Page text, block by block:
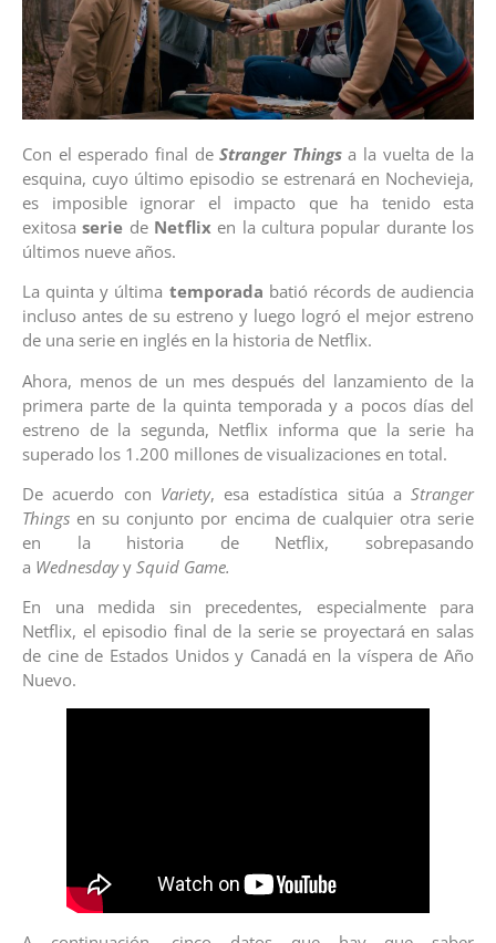
Con el esperado final deStranger Thingsa la vuelta de la
esquina, cuyo último episodio se estrenará en Nochevieja,
es imposible ignorar el impacto que ha tenido esta
exitosaserie de Netflix en la cultura popular durante los
últimos nueve años.
La quinta y última temporada batió récords de audiencia
incluso antes de su estreno y luego logró el mejor estreno
de una serie en inglés en la historia de Netflix.
Ahora, menos de un mes después del lanzamiento de la
primera parte de la quinta temporada y a pocos días del
estreno de la segunda, Netflix informa que la serie ha
superado los 1.200 millones de visualizaciones en total.
De acuerdo con Variety, esa estadística sitúa a Stranger
Things en su conjunto por encima de cualquier otra serie
en la historia de Netflix, sobrepasando
a Wednesdayy Squid Game.
En una medida sin precedentes, especialmente para
Netflix, el episodio final de la serie se proyectará en salas
de cine de Estados Unidos y Canadá en la víspera de Año
Nuevo.